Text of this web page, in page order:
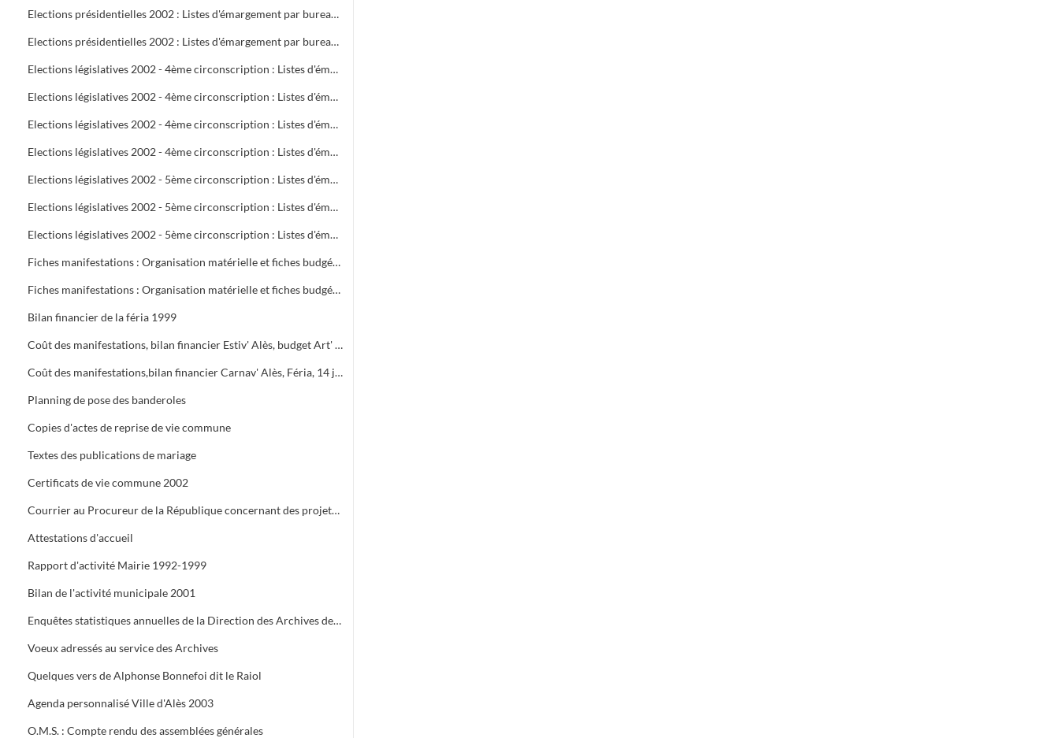
Elections présidentielles 2002 : Listes d'émargement par bureau de vote : 22 à 25
Elections présidentielles 2002 : Listes d'émargement par bureau de vote : 26 à 29
Elections législatives 2002 - 4ème circonscription : Listes d'émargement par bureau de vote : 01 à 05
Elections législatives 2002 - 4ème circonscription : Listes d'émargement par bureau de vote : 06 à 09
Elections législatives 2002 - 4ème circonscription : Listes d'émargement par bureau de vote : 10 à 14
Elections législatives 2002 - 4ème circonscription : Listes d'émargement par bureau de vote : 15 à 17
Elections législatives 2002 - 5ème circonscription : Listes d'émargement par bureau de vote : 18 à 21
Elections législatives 2002 - 5ème circonscription : Listes d'émargement par bureau de vote : 22 à 25
Elections législatives 2002 - 5ème circonscription : Listes d'émargement par bureau de vote : 26 à 29
Fiches manifestations : Organisation matérielle et fiches budgétaires
Fiches manifestations : Organisation matérielle et fiches budgétaires
Bilan financier de la féria 1999
Coût des manifestations, bilan financier Estiv' Alès, budget Art' Alès
Coût des manifestations,bilan financier Carnav' Alès, Féria, 14 juillet, Estiv' Alès, fête de la châtaigne
Planning de pose des banderoles
Copies d'actes de reprise de vie commune
Textes des publications de mariage
Certificats de vie commune 2002
Courrier au Procureur de la République concernant des projets de mariage dont les dossiers administratifs ne sont pas réglés
Attestations d'accueil
Rapport d'activité Mairie 1992-1999
Bilan de l'activité municipale 2001
Enquêtes statistiques annuelles de la Direction des Archives de France
Voeux adressés au service des Archives
Quelques vers de Alphonse Bonnefoi dit le Raiol
Agenda personnalisé Ville d'Alès 2003
O.M.S. : Compte rendu des assemblées générales